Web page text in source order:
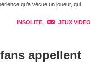
qu’a vécue un joueur, qui
INSOLITE, JEUX VIDEO
appellent